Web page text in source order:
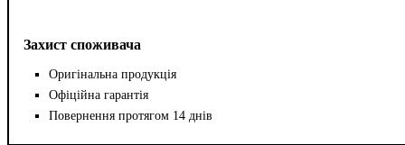
Захист споживача
Оригінальна продукція
Офіційна гарантія
Повернення протягом 14 днів